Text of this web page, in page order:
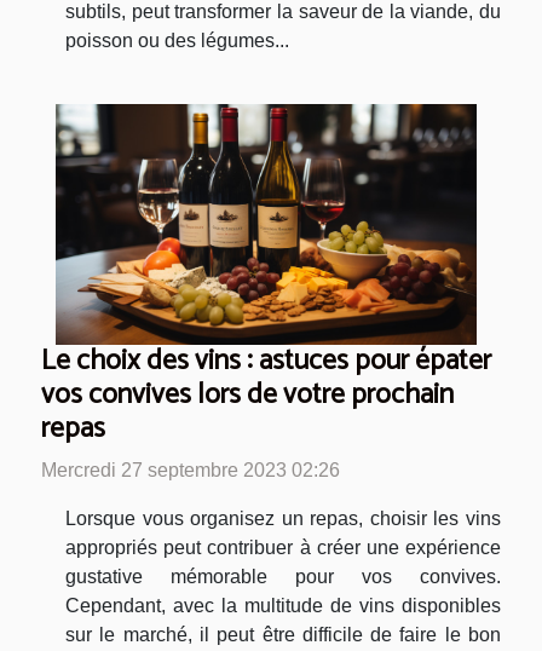
subtils, peut transformer la saveur de la viande, du
poisson ou des légumes...
Le choix des vins : astuces pour épater
vos convives lors de votre prochain
repas
Mercredi 27 septembre 2023 02:26
Lorsque vous organisez un repas, choisir les vins
appropriés peut contribuer à créer une expérience
gustative mémorable pour vos convives.
Cependant, avec la multitude de vins disponibles
sur le marché, il peut être difficile de faire le bon